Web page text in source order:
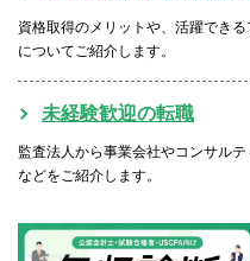
資格取得のメリットや、活躍でき
についてご紹介します。
未経験歓迎の転職
監査法人から事業会社やコンサル
などをご紹介します。